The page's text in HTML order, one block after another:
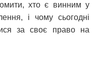
хто є винним у
і чому сьогодні
за своє право на